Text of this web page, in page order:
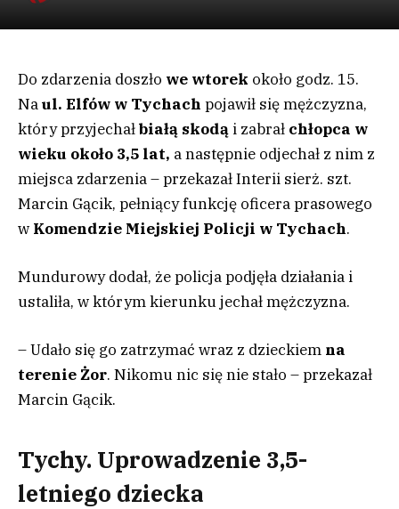
Do zdarzenia doszło we wtorek około godz. 15.
Naul. Elfów w Tychach pojawił się mężczyzna,
który przyjechałbiałą skodą i zabrał chłopca w
wieku około 3,5 lat, a następnie odjechał z nim z
miejsca zdarzenia – przekazał Interii sierż. szt.
Marcin Gącik, pełniący funkcję oficera prasowego
w Komendzie Miejskiej Policji w Tychach.
Mundurowy dodał, że policja podjęła działania i
ustaliła, w którym kierunku jechał mężczyzna.
– Udało się go zatrzymać wraz z dzieckiem na
terenie Żor. Nikomu nic się nie stało – przekazał
Marcin Gącik.
Tychy. Uprowadzenie 3,5-
letniego dziecka